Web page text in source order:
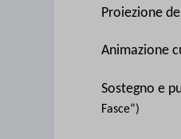
Proiezione
Animazione
Sostegno e
Fasce”)